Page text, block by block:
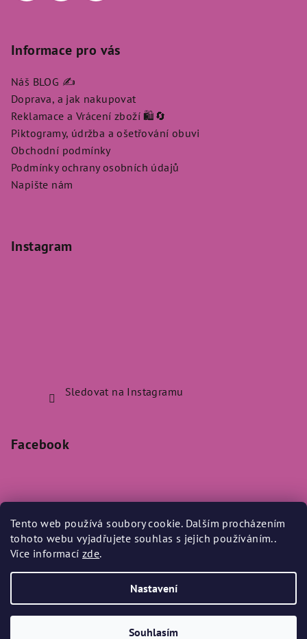
Tento web používá soubory cookie. Dalším procházením
tohoto webu vyjadřujete souhlas s jejich používáním..
Více informacízde.
Nastavení
Souhlasím
Informace pro vás
Náš BLOG ✍️
Doprava, a jak nakupovat
Reklamace a Vrácení zboží 🛍️🔄
Piktogramy, údržba a ošetřování obuvi
Obchodní podmínky
Podmínky ochrany osobních údajů
Napište nám
Instagram
Sledovat na Instagramu
Facebook
Přijímáme online platby